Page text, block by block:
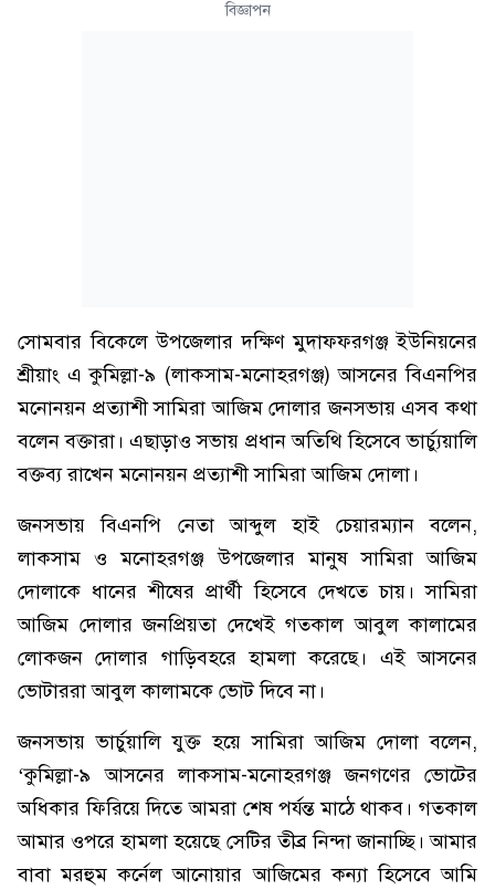
বিজ্ঞাপন
সোমবার বিকেলে উপজেলার দক্ষিণ মুদাফফরগঞ্জ ইউনিয়নের
শ্রীয়াং এ কুমিল্লা-৯ (লাকসাম-মনোহরগঞ্জ) আসনের বিএনপির
মনোনয়ন প্রত্যাশী সামিরা আজিম দোলার জনসভায় এসব কথা
বলেন বক্তারা। এছাড়াও সভায় প্রধান অতিথি হিসেবে ভার্চ্যুয়ালি
বক্তব্য রাখেন মনোনয়ন প্রত্যাশী সামিরা আজিম দোলা।
জনসভায় বিএনপি নেতা আব্দুল হাই চেয়ারম্যান বলেন,
লাকসাম ও মনোহরগঞ্জ উপজেলার মানুষ সামিরা আজিম
দোলাকে ধানের শীষের প্রার্থী হিসেবে দেখতে চায়। সামিরা
আজিম দোলার জনপ্রিয়তা দেখেই গতকাল আবুল কালামের
লোকজন দোলার গাড়িবহরে হামলা করেছে। এই আসনের
ভোটাররা আবুল কালামকে ভোট দিবে না।
জনসভায় ভার্চুয়ালি যুক্ত হয়ে সামিরা আজিম দোলা বলেন,
‘কুমিল্লা-৯ আসনের লাকসাম-মনোহরগঞ্জ জনগণের ভোটের
অধিকার ফিরিয়ে দিতে আমরা শেষ পর্যন্ত মাঠে থাকব। গতকাল
আমার ওপরে হামলা হয়েছে সেটির তীব্র নিন্দা জানাচ্ছি। আমার
বাবা মরহুম কর্নেল আনোয়ার আজিমের কন্যা হিসেবে আমি